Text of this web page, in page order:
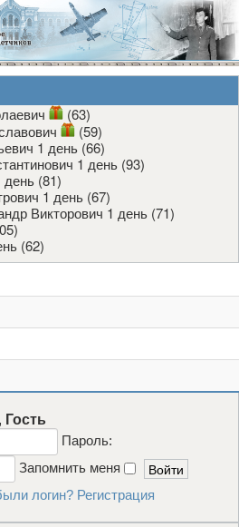
(63)
(59)
1 день (66)
1 день (93)
день (81)
1 день (67)
Викторович 1 день (71)
(62)
Гость
Пароль:
Запомнить меня
логин? Регистрация